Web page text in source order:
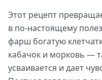
Этот рецепт
в по-настоящему
фарш богатую
кабачок и морковь —
усваивается и дает